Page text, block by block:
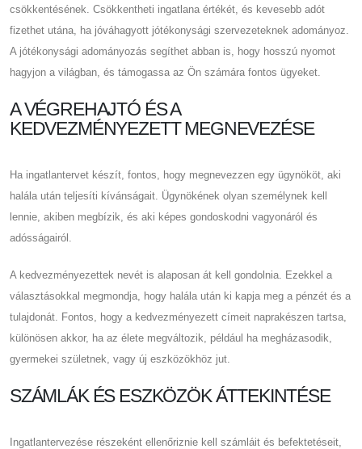
csökkentésének. Csökkentheti ingatlana értékét, és kevesebb adót
fizethet utána, ha jóváhagyott jótékonysági szervezeteknek adományoz.
A jótékonysági adományozás segíthet abban is, hogy hosszú nyomot
hagyjon a világban, és támogassa az Ön számára fontos ügyeket.
A VÉGREHAJTÓ ÉS A
KEDVEZMÉNYEZETT MEGNEVEZÉSE
Ha ingatlantervet készít, fontos, hogy megnevezzen egy ügynököt, aki
halála után teljesíti kívánságait. Ügynökének olyan személynek kell
lennie, akiben megbízik, és aki képes gondoskodni vagyonáról és
adósságairól.
A kedvezményezettek nevét is alaposan át kell gondolnia. Ezekkel a
választásokkal megmondja, hogy halála után ki kapja meg a pénzét és a
tulajdonát. Fontos, hogy a kedvezményezett címeit naprakészen tartsa,
különösen akkor, ha az élete megváltozik, például ha megházasodik,
gyermekei születnek, vagy új eszközökhöz jut.
SZÁMLÁK ÉS ESZKÖZÖK ÁTTEKINTÉSE
Ingatlantervezése részeként ellenőriznie kell számláit és befektetéseit,